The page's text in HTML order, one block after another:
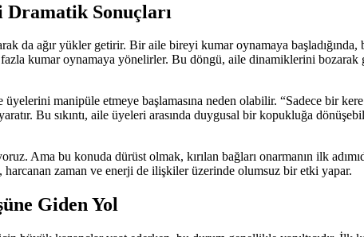
Sonuçları
da ağır yükler getirir. Bir aile bireyi kumar oynamaya
fazla kumar oynamaya yönelirler. Bu döngü, aile dinamiklerini
üyelerini manipüle etmeye başlamasına neden olabilir. “Sadece bir
Bu sıkıntı, aile üyeleri arasında duygusal bir kopukluğa
Ama bu konuda dürüst olmak, kırılan bağları onarmanın ilk
zaman ve enerji de ilişkiler üzerinde olumsuz bir etki yapar.
Giden Yol